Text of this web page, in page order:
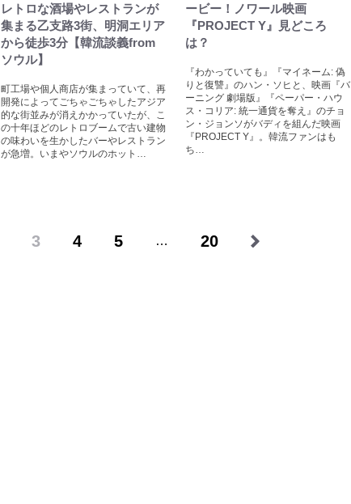
レトロな酒場やレストランが
集まる乙支路3街、明洞エリア
から徒歩3分【韓流談義from
ソウル】
町工場や個人商店が集まっていて、再
開発によってごちゃごちゃしたアジア
的な街並みが消えかかっていたが、こ
の十年ほどのレトロブームで古い建物
の味わいを生かしたバーやレストラン
が急増。いまやソウルのホット…
ービー！ノワール映画
『PROJECT Y』見どころ
は？
『わかっていても』『マイネーム: 偽
りと復讐』のハン・ソヒと、映画『バ
ーニング 劇場版』『ペーパー・ハウ
ス・コリア: 統一通貨を奪え』のチョ
ン・ジョンソがバディを組んだ映画
『PROJECT Y』。韓流ファンはも
ち…
3 4 5 … 20